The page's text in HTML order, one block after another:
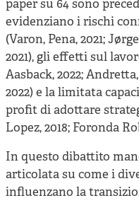
paper su 64 sono
evidenziano i rischi
(Varon, Pena, 2021;
2021), gli effetti sul
Aasback, 2022;
2022) e la limitata
profit di adottare
Lopez, 2018; Foronda
In questo dibattito
articolata su come i
influenzano la